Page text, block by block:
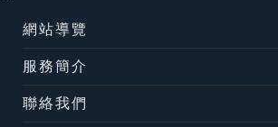
網站導覽
服務簡介
聯絡我們